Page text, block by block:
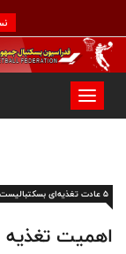
5 عادت تغذیه‌ای بسکتبالیست‌های انفجاری
اهمیت تغذیه